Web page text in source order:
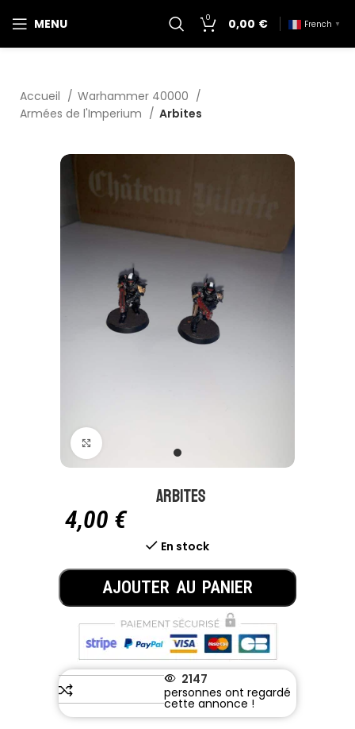
MENU 0 0,00 € French ▼
Accueil
Warhammer 40000
Armées de l'Imperium
Arbites
Arbites
4,00 €
En stock
AJOUTER AU PANIER
2147